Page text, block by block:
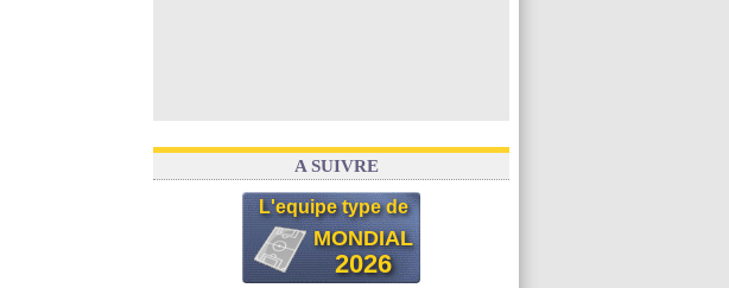
A SUIVRE
L'equipe type de
MONDIAL
2026